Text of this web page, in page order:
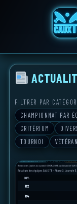
ACCUEIL
TOURNOI PICAUX
COMPÉTITION
INFOS
OUTILS
SALLES
L I V E
RÉSULTATS
FILTRER PAR
CHAMPIONNAT PAR
CRITÉRIUM
TOURNOI